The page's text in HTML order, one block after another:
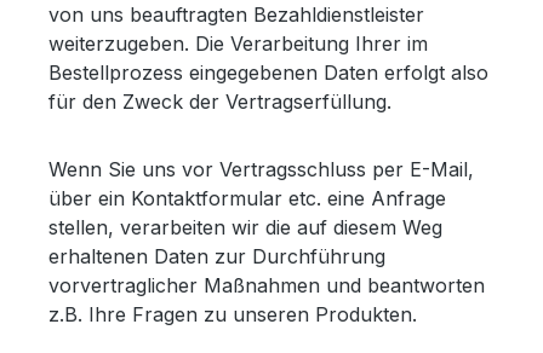
von uns beauftragten Bezahldienstleister
weiterzugeben. Die Verarbeitung Ihrer im
Bestellprozess eingegebenen Daten erfolgt also
für den Zweck der Vertragserfüllung.
Wenn Sie uns vor Vertragsschluss per E-Mail,
über ein Kontaktformular etc. eine Anfrage
stellen, verarbeiten wir die auf diesem Weg
erhaltenen Daten zur Durchführung
vorvertraglicher Maßnahmen und beantworten
z.B. Ihre Fragen zu unseren Produkten.